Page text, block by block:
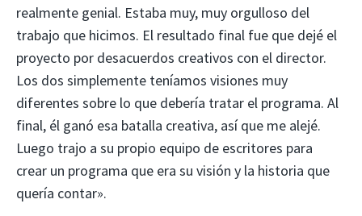
realmente genial. Estaba muy, muy orgulloso del
trabajo que hicimos. El resultado final fue que dejé el
proyecto por desacuerdos creativos con el director.
Los dos simplemente teníamos visiones muy
diferentes sobre lo que debería tratar el programa. Al
final, él ganó esa batalla creativa, así que me alejé.
Luego trajo a su propio equipo de escritores para
crear un programa que era su visión y la historia que
quería contar».